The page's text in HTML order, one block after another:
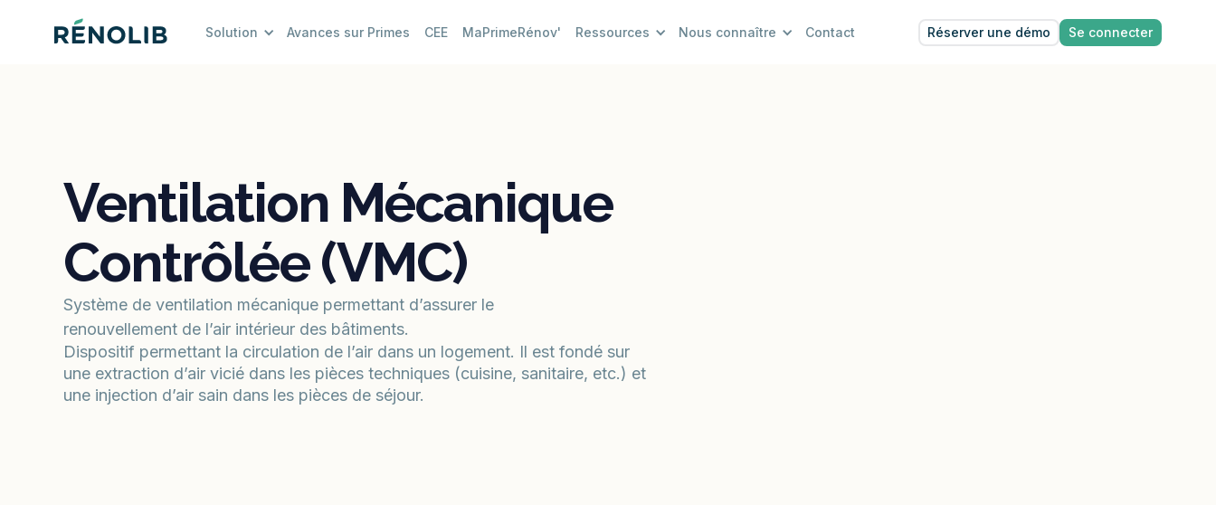
Solution Avances sur Primes CEE MaPrimeRénov' Ressources Nous connaître Contact Réserver une démo Se connecter
Ventilation Mécanique
Contrôlée (VMC)
Système de ventilation mécanique permettant d’assurer le
renouvellement de l’air intérieur des bâtiments.
Dispositif permettant la circulation de l’air dans un logement. Il est fondé sur
une extraction d’air vicié dans les pièces techniques (cuisine, sanitaire, etc.) et
une injection d’air sain dans les pièces de séjour.